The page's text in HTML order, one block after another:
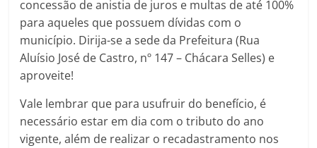
concessão de anistia de juros e multas de até 100%
para aqueles que possuem dívidas com o
município. Dirija-se a sede da Prefeitura (Rua
Aluísio José de Castro, nº 147 – Chácara Selles) e
aproveite!
Vale lembrar que para usufruir do benefício, é
necessário estar em dia com o tributo do ano
vigente, além de realizar o recadastramento nos